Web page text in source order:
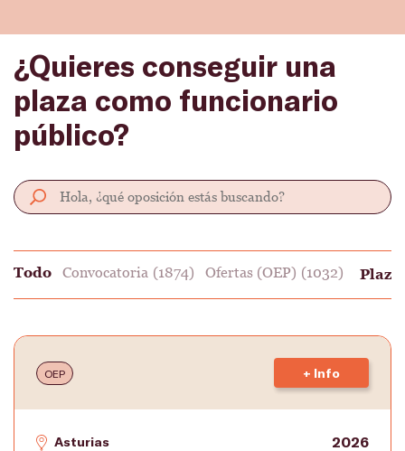
¿Quieres conseguir una
plaza como funcionario
público?
Todo Convocatoria (1874) Ofertas (OEP) (1032)
OEP + Info
Asturias 2026